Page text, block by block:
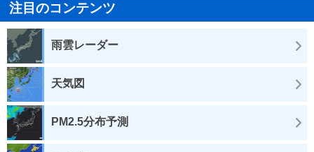
注目のコンテンツ
雨雲レーダー
天気図
PM2.5分布予測